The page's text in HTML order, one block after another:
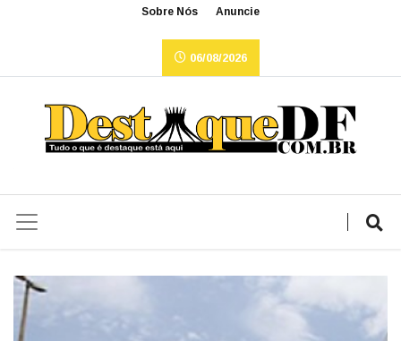
Sobre Nós Anuncie
06/08/2026